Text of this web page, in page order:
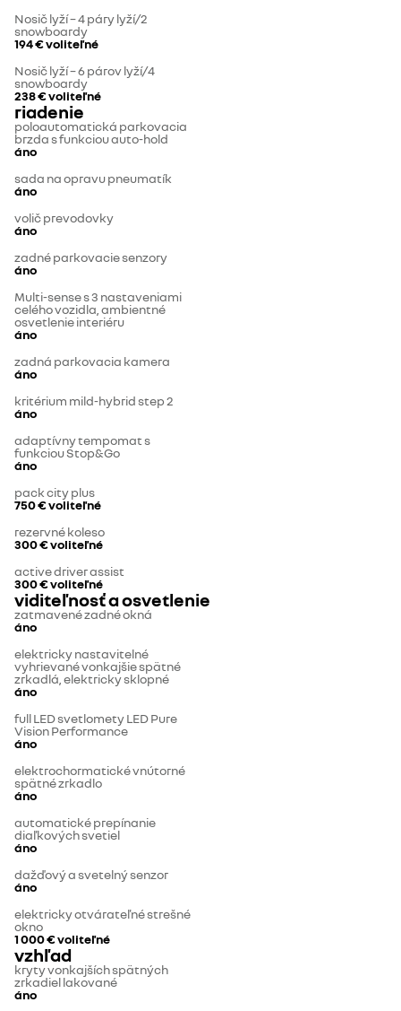
Nosič lyží – 4 páry lyží/2
snowboardy
194 €voliteľné
Nosič lyží – 6 párov lyží/4
snowboardy
238 €voliteľné
riadenie
poloautomatická parkovacia
brzda s funkciou auto-hold
áno
sada na opravu pneumatík
áno
volič prevodovky
áno
zadné parkovacie senzory
áno
Multi-sense s 3 nastaveniami
celého vozidla, ambientné
osvetlenie interiéru
áno
zadná parkovacia kamera
áno
kritérium mild-hybrid step 2
áno
adaptívny tempomat s
funkciou Stop&Go
áno
pack city plus
750 €voliteľné
rezervné koleso
300 €voliteľné
active driver assist
300 €voliteľné
viditeľnosť a osvetlenie
zatmavené zadné okná
áno
elektricky nastavitelné
vyhrievané vonkajšie spätné
zrkadlá, elektricky sklopné
áno
full LED svetlomety LED Pure
Vision Performance
áno
elektrochormatické vnútorné
spätné zrkadlo
áno
automatické prepínanie
diaľkových svetiel
áno
dažďový a svetelný senzor
áno
elektricky otvárateľné strešné
okno
1 000 €voliteľné
vzhľad
kryty vonkajších spätných
zrkadiel lakované
áno